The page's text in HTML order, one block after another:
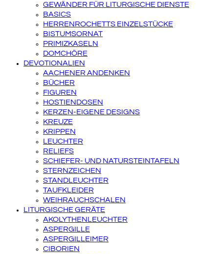
GEWÄNDER FÜR LITURGISCHE DIENSTE
BASICS
HERRENROCHETTS EINZELSTÜCKE
BISTUMSORNAT
PRIMIZKASELN
DOMCHÖRE
DEVOTIONALIEN
AACHENER ANDENKEN
BÜCHER
FIGUREN
HOSTIENDOSEN
KERZEN-EIGENE DESIGNS
KREUZE
KRIPPEN
LEUCHTER
RELIEFS
SCHIEFER- UND NATURSTEINTAFELN
STERNZEICHEN
STANDLEUCHTER
TAUFKLEIDER
WEIHRAUCHSCHALEN
LITURGISCHE GERÄTE
AKOLYTHENLEUCHTER
ASPERGILLE
ASPERGILLEIMER
CIBORIEN